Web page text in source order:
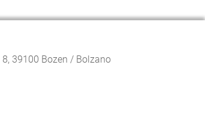
8, 39100 Bozen / Bolzano